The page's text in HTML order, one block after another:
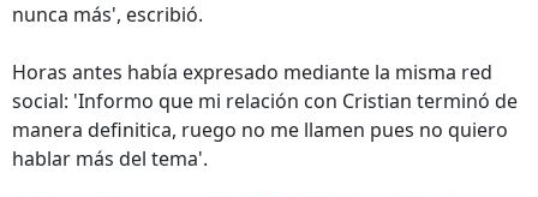
nunca más', escribió.
Horas antes había expresado mediante la misma red
social: 'Informo que mi relación con Cristian terminó de
manera definitica, ruego no me llamen pues no quiero
hablar más del tema'.